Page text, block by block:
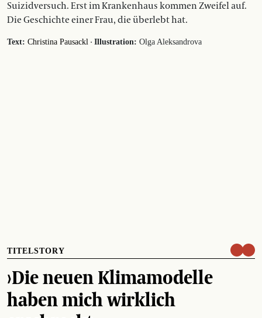
Suizidversuch. Erst im Krankenhaus kommen Zweifel auf.
Die Geschichte einer Frau, die überlebt hat.
Text: Christina Pausackl · Illustration: Olga Aleksandrova
TITELSTORY
›Die neuen Klimamodelle
haben mich wirklich